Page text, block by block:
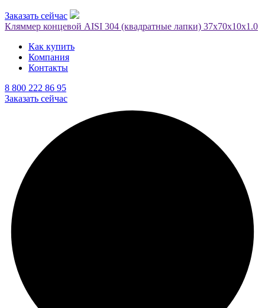
Заказать сейчас
Кляммер концевой AISI 304 (квадратные лапки) 37х70х10х1.0
Как купить
Компания
Контакты
8 800 222 86 95
Заказать сейчас